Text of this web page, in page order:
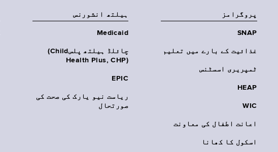
پروگرامز
SNAP
غذائیت کے بارے میں تعلیم
ٹمپریری اسسٹنس
HEAP
WIC
اعانت اطفال کی معاونت
اسکول کا کھانا
‏ہیلتھ انشورنس
Medicaid
چائلڈ ہیلتھ پلس‎(Child
Health Plus, CHP)‎
EPIC
ریاست نیو یارک کی صحت کی
صورتحال